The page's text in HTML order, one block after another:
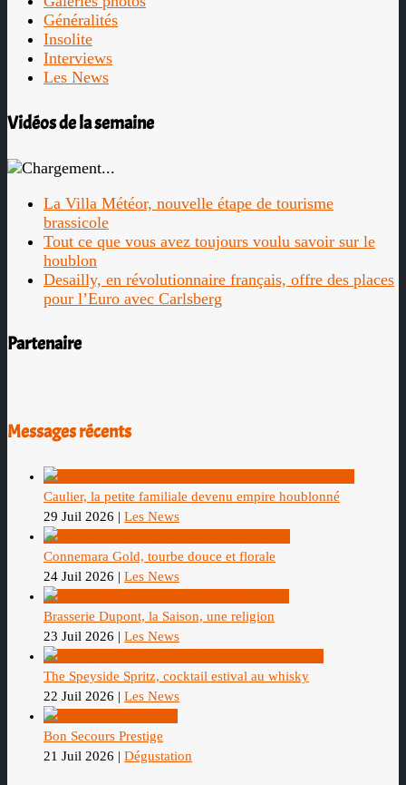
Généralités
Insolite
Interviews
Les News
Vidéos de la semaine
La Villa Météor, nouvelle étape de tourisme
brassicole
Tout ce que vous avez toujours voulu savoir sur le
houblon
Desailly, en révolutionnaire français, offre des places
pour l’Euro avec Carlsberg
Partenaire
Messages récents
Caulier, la petite familiale devenu empire houblonné
29 Juil 2026 | Les News
Connemara Gold, tourbe douce et florale
24 Juil 2026 | Les News
Brasserie Dupont, la Saison, une religion
23 Juil 2026 | Les News
The Speyside Spritz, cocktail estival au whisky
22 Juil 2026 | Les News
Bon Secours Prestige
21 Juil 2026 | Dégustation